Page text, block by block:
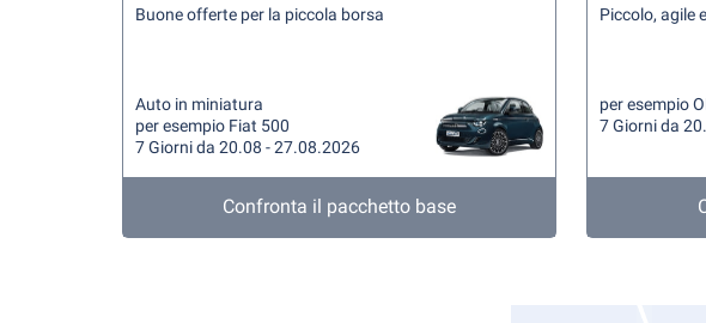
Buone offerte per la piccola borsa
Auto in miniatura
per esempio Fiat 500
7 Giorni da 20.08 - 27.08.2026
Confronta il pacchetto base
Piccolo, agile
per esempio
7 Giorni da